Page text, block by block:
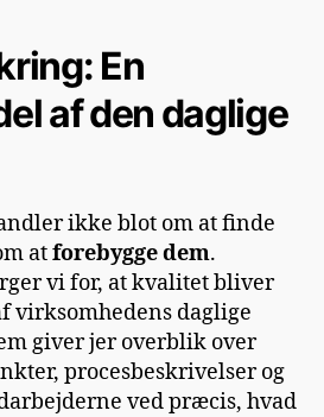
En
af den daglige
ikke blot om at finde
atforebygge dem.
vi for, at kvalitet bliver
virksomhedens daglige
giver jer overblik over
procesbeskrivelser og
ved præcis, hvad